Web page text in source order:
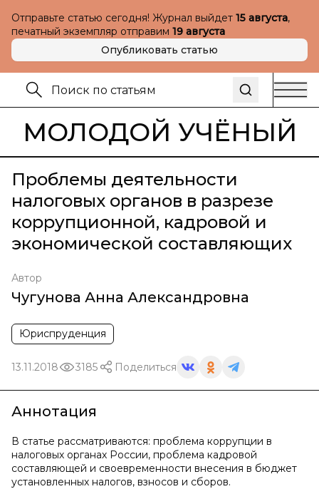
Отправьте статью сегодня! Журнал выйдет 15 августа,
печатный экземпляр отправим 19 августа
Опубликовать статью
МОЛОДОЙ УЧЁНЫЙ
Проблемы деятельности
налоговых органов в разрезе
коррупционной, кадровой и
экономической составляющих
Автор
Чугунова Анна Александровна
Юриспруденция
13.11.2018 3185 Поделиться
Аннотация
В статье рассматриваются: проблема коррупции в
налоговых органах России, проблема кадровой
составляющей и своевременности внесения в бюджет
установленных налогов, взносов и сборов.